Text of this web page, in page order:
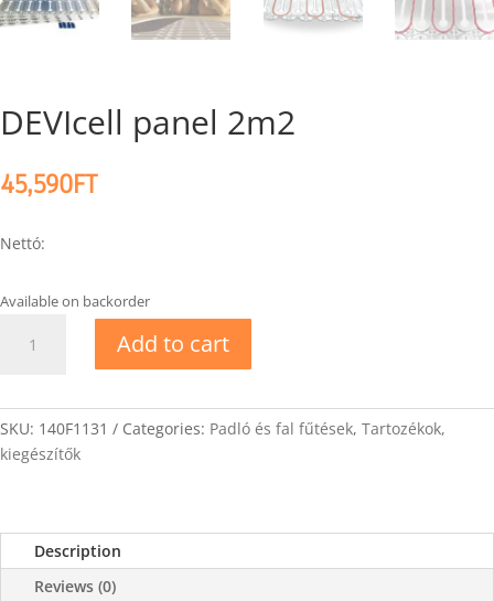
DEVIcell panel 2m2
45,590FT
Nettó:
Available on backorder
panel
Add to cart
SKU: 140F1131 Categories: Padló és fal fűtések, Tartozékok,
kiegészítők
Description
Reviews (0)